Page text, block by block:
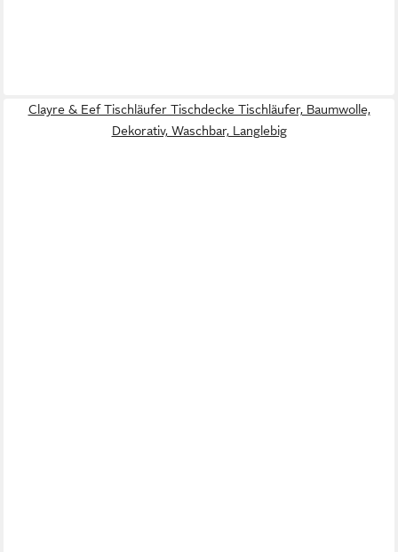
Clayre & Eef Tischläufer Tischdecke Tischläufer, Baumwolle,
Dekorativ, Waschbar, Langlebig